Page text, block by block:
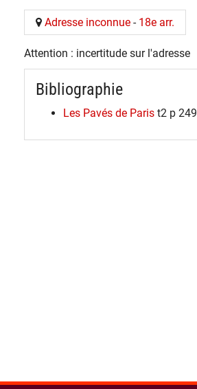
Adresse inconnue - 18e arr.
Attention : incertitude sur l'adresse
Bibliographie
Les Pavés de Paris t2 p 249